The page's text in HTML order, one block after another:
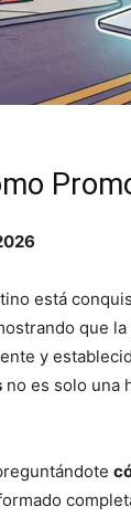
está
que
y
no es solo una